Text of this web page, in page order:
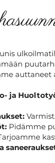
auttaneet
ja
Pidämme